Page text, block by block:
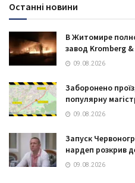
Останні новини
В Житомире
завод Kromberg
09.08.2026
Заборонено
популярну
09.08.2026
Запуск
нардеп розкрив
09.08.2026